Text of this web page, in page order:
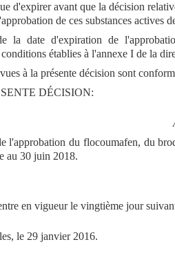
d'expirer avant que la décision
de ces substances actives
la date d'expiration de
établies à l'annexe I de la
à la présente décision sont
DÉCISION:
l'approbation du flocoumafen, du
au 30 juin 2018.
en vigueur le vingtième jour
le 29 janvier 2016.